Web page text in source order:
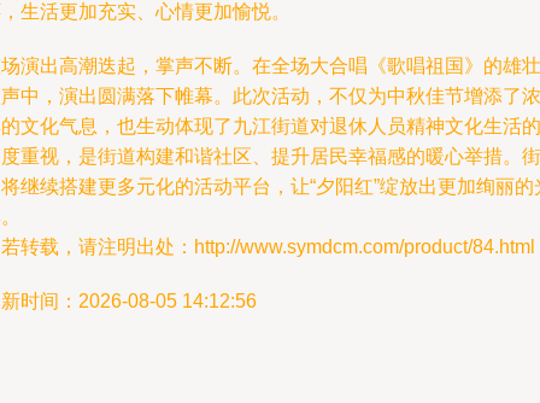
生活更加充实、心情更加愉悦。
演出高潮迭起，掌声不断。在全场大合唱《歌唱祖国》的雄壮
中，演出圆满落下帷幕。此次活动，不仅为中秋佳节增添了浓
文化气息，也生动体现了九江街道对退休人员精神文化生活的
重视，是街道构建和谐社区、提升居民幸福感的暖心举措。街
继续搭建更多元化的活动平台，让“夕阳红”绽放出更加绚丽的
转载，请注明出处：http://www.symdcm.com/product/84.html
时间：2026-08-05 14:12:56